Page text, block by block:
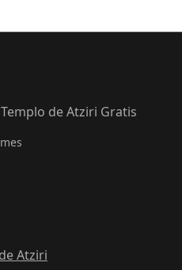
de Atziri Gratis
Atziri